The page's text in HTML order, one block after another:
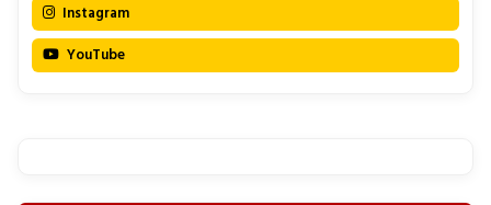
Instagram
YouTube